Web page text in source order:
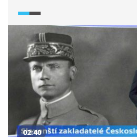
ale i o jeho pohnutém konci se
Historie.cs.
02:40